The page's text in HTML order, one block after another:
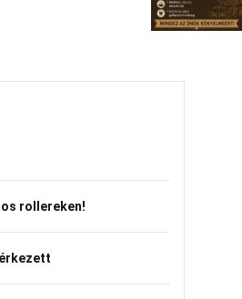
rollereken!